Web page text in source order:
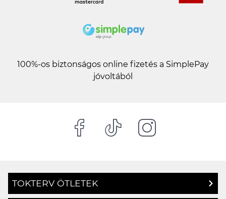
TERVEZÉSI SEGÉDLET